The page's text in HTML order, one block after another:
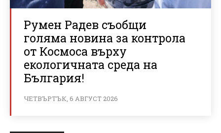
Румен Радев съобщи
голяма новина за контрола
от Космоса върху
екологичната среда на
България!
ЧЕТВЪРТЪК, 6 АВГУСТ 2026